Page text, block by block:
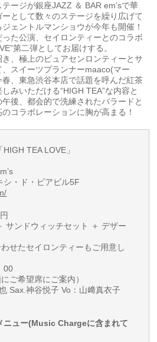
ージが銀座JAZZ ＆ BAR em’sで華
として数々のステージを繰り広げて
ェントルマンショウが今年も開催！
た公演、セイロンティーとのコラボ
第二弾としてお届けする。
、極上のピュアセンロンティーとサ
スイーツプランナーmaaco(マー
、東急渋谷本店で話題を呼んだ紅茶
みいただける“HIGH TEA”な内容と
後、都会的で洗練されたバラードと
コラボレーションに胸が高まる！
TEA LOVE」
・ド・ビアビル5F
サンドウィッチセット ＋ デザー
せたセイロンティーもご用意し
00
ご希望席にご案内）
Sax.神谷悦子 Vo：山﨑真衣子
ニュー(Music Chargeに含まれて